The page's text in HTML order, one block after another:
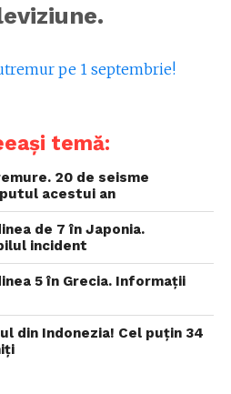
pe 1 septembrie!
temă:
20 de seisme
acestui an
de 7 în Japonia.
incident
5 în Grecia. Informații
din Indonezia! Cel puțin 34